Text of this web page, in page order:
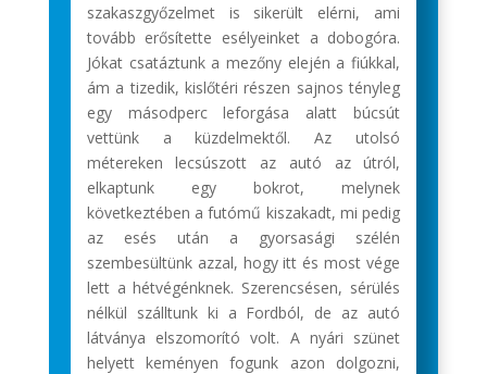
szakaszgyőzelmet is sikerült elérni, ami
tovább erősítette esélyeinket a dobogóra.
Jókat csatáztunk a mezőny elején a fiúkkal,
ám a tizedik, kislőtéri részen sajnos tényleg
egy másodperc leforgása alatt búcsút
vettünk a küzdelmektől. Az utolsó
métereken lecsúszott az autó az útról,
elkaptunk egy bokrot, melynek
következtében a futómű kiszakadt, mi pedig
az esés után a gyorsasági szélén
szembesültünk azzal, hogy itt és most vége
lett a hétvégénknek. Szerencsésen, sérülés
nélkül szálltunk ki a Fordból, de az autó
látványa elszomorító volt. A nyári szünet
helyett keményen fogunk azon dolgozni,